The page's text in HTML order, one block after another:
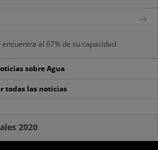
al 67% de su capacidad
sobre Agua
todas las noticias
2020